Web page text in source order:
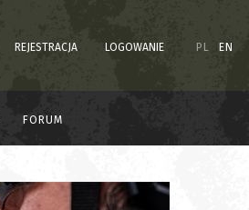
REJESTRACJA LOGOWANIE PL EN
FORUM